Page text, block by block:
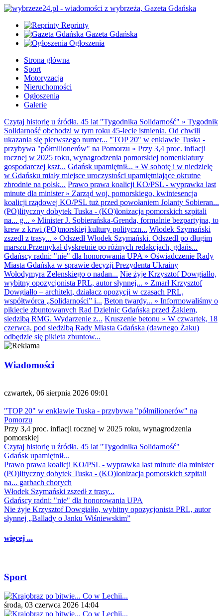
Reprinty
Gazeta Gdańska
Ogłoszenia
Strona główna
Sport
Motoryzacja
Nieruchomości
Ogłoszenia
Galerie
Czytaj historię u źródła. 45 lat "Tygodnika Solidarność" » Tygodnik
Solidarność obchodzi w tym roku 45-lecie istnienia. Od chwili
ukazania się pierwszego numer... "TOP 20" w enklawie Tuska -
przybywa "półmilionerów" na Pomorzu » Przy 3,4 proc. inflacji
rocznej w 2025 roku, wynagrodzenia pomorskiej nomenklatury
gospodarczej kszt... Gdańsk upamiętnił... » W sobotę i w niedzielę
w Gdańsku miały miejsce uroczystości upamiętniające okrutne
zbrodnie na polsk... Prawo prawa koalicji KO/PSL - wyprawka last
minute dla minister» Zarząd woj. pomorskiego, kwintesencja
koalicji rządowej KO/PSL tuż przed powołaniem Jolanty Sobieran...
(PO)lityczny dobytek Tuska - (KO)lonizacja pomorskich szpitali
na... g... » Minister J. Sobierańska-Grenda, formalnie bezpartyjna, to
krew z krwi (PO)morskiej kultury polityczn... Włodek Szymański
zszedł z trasy... » Odszedł Włodek Szymański. Odszedł po długim
marszu.Przemykał dyskretnie po różnych redakcjach, gdańs...
Gdańscy radni: "nie" dla honorowania UPA » Oświadczenie Rady
Miasta Gdańska w sprawie decyzji Prezydenta Ukrainy
Wołodymyra Zełenskiego o nadan... Nie żyje Krzysztof Dowgiałło,
wybitny opozycjonista PRL, autor słynnej... » Zmarł Krzysztof
Dowgiałło – architekt, działacz opozycji w czasach PRL,
współtwórca „Solidarności” i... Beton twardy... » Informowaliśmy o
pikiecie zbuntowanych Rad Dzielnic Gdańska przed Żakiem,
siedzibą RMG. Wydarzenie z... Kruszenie betonu » W czwartek, 18
czerwca, pod siedzibą Rady Miasta Gdańska (dawnego Żaku)
odbędzie się pikieta zbuntow...
Wiadomości
czwartek, 06 sierpnia 2026 09:01
"TOP 20" w enklawie Tuska - przybywa "półmilionerów" na
Pomorzu
Przy 3,4 proc. inflacji rocznej w 2025 roku, wynagrodzenia
pomorskiej
Czytaj historię u źródła. 45 lat "Tygodnika Solidarność"
Gdańsk upamiętnił...
Prawo prawa koalicji KO/PSL - wyprawka last minute dla minister
(PO)lityczny dobytek Tuska - (KO)lonizacja pomorskich szpitali
na... garbach chorych
Włodek Szymański zszedł z trasy...
Gdańscy radni: "nie" dla honorowania UPA
Nie żyje Krzysztof Dowgiałło, wybitny opozycjonista PRL, autor
słynnej „Ballady o Janku Wiśniewskim”
więcej ...
Sport
środa, 03 czerwca 2026 14:04